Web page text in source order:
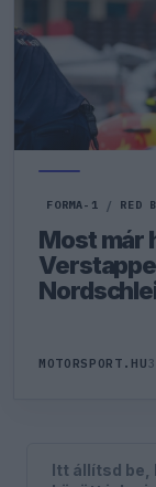
FORMA-1 / RED
Most már
MOTORSPORT.HU
Itt állítsd be,